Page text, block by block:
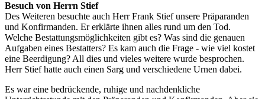
Besuch von Herrn Stief
Des Weiteren besuchte auch Herr Frank Stief unsere Präparanden
und Konfirmanden. Er erklärte ihnen alles rund um den Tod.
Welche Bestattungsmöglichkeiten gibt es? Was sind die genauen
Aufgaben eines Bestatters? Es kam auch die Frage - wie viel kostet
eine Beerdigung? All dies und vieles weitere wurde besprochen.
Herr Stief hatte auch einen Sarg und verschiedene Urnen dabei.
Es war eine bedrückende, ruhige und nachdenkliche